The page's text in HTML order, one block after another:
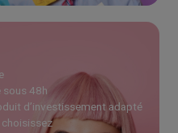
sous 48h
d’investissement adapté